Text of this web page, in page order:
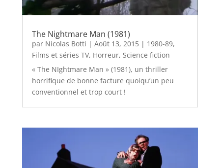
The Nightmare Man (1981)
par Nicolas Botti | Août 13, 2015| 1980-89,
Films et séries TV, Horreur, Science fiction
« The NIghtmare Man » (1981), un thriller
horrifique de bonne facture quoiqu’un peu
conventionnel et trop court !